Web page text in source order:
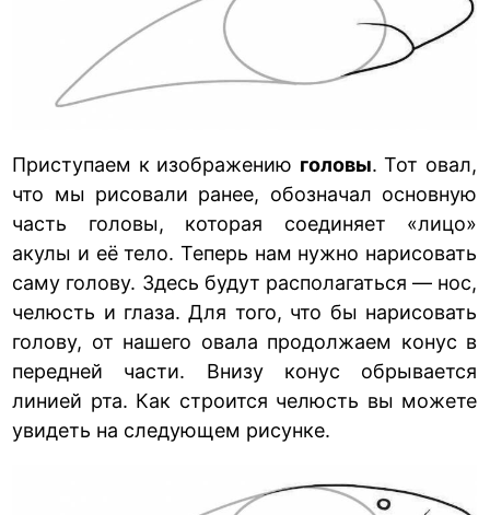
Приступаем к изображению головы. Тот овал,
что мы рисовали ранее, обозначал основную
часть головы, которая соединяет «лицо»
акулы и её тело. Теперь нам нужно нарисовать
саму голову. Здесь будут располагаться — нос,
челюсть и глаза. Для того, что бы нарисовать
голову, от нашего овала продолжаем конус в
передней части. Внизу конус обрывается
линией рта. Как строится челюсть вы можете
увидеть на следующем рисунке.